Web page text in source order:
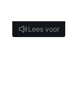
Lees voor
Lees voor